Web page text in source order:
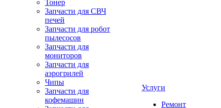
Тонер
Запчасти для СВЧ
печей
Запчасти для робот
пылесосов
Запчасти для
мониторов
Запчасти для
аэрогрилей
Чипы
Запчасти для
кофемашин
Услуги
Ремонт